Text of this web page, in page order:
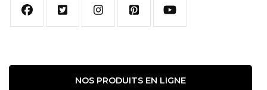
NOS PRODUITS EN LIGNE